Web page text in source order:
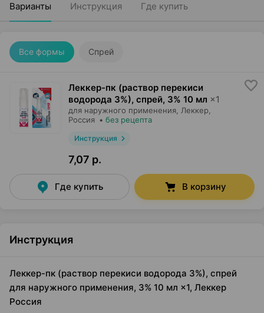
Варианты Инструкция Где купить
Все формы Спрей
Леккер-пк (раствор перекиси
водорода 3%), спрей, 3% 10 мл ×1
для наружного применения, Леккер
Россия • без рецепта
Инструкция
7,07 р.
Где купить В корзину
Инструкция
Леккер-пк (раствор перекиси водорода 3%), спрей
для наружного применения, 3% 10 мл ×1, Леккер
Россия